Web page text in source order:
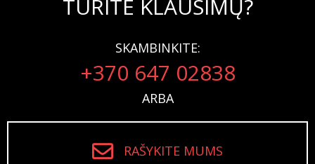
TURITE KLAUSIMŲ?
SKAMBINKITE:
+370 647 02838
ARBA
RAŠYKITE MUMS